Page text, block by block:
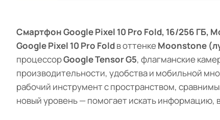
Смартфон Google Pixel 10 Pro Fold, 16/256 ГБ,
Google Pixel 10 Pro Foldв оттенкеMoonstone
процессорGoogle Tensor G5, флагманские
производительности, удобства и мобильной
рабочий инструмент с пространством,
новый уровень — помогает искать информацию,